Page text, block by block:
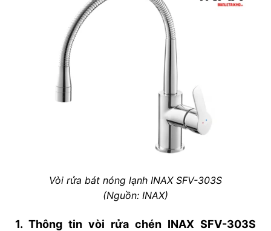
Vòi rửa bát nóng lạnh INAX SFV-303S
(Nguồn: INAX)
1. Thông tin vòi rửa chén INAX SFV-303S